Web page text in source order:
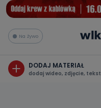
Na żywo
DODAJ MATERIAŁ
dodaj wideo, zdjęcie, tekst